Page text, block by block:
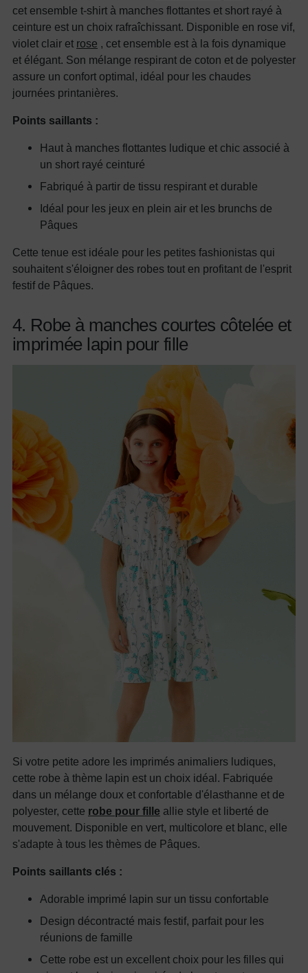
cet ensemble t-shirt à manches flottantes et short rayé à
ceinture est un choix rafraîchissant. Disponible en rose vif,
violet clair et rose , cet ensemble est à la fois dynamique
et élégant. Son mélange respirant de coton et de polyester
assure un confort optimal, idéal pour les chaudes
journées printanières.
Points saillants :
Haut à manches flottantes ludique et chic associé à
un short rayé ceinturé
Fabriqué à partir de tissu respirant et durable
Idéal pour les jeux en plein air et les brunchs de
Pâques
Cette tenue est idéale pour les petites fashionistas qui
souhaitent s'éloigner des robes tout en profitant de l'esprit
festif de Pâques.
4. Robe à manches courtes côtelée et
imprimée lapin pour fille
Si votre petite adore les imprimés animaliers ludiques,
cette robe à thème lapin est un choix idéal. Fabriquée
dans un mélange doux et confortable d'élasthanne et de
polyester, cette robe pour fille allie style et liberté de
mouvement. Disponible en vert, multicolore et blanc, elle
s'adapte à tous les thèmes de Pâques.
Points saillants clés :
Adorable imprimé lapin sur un tissu confortable
Design décontracté mais festif, parfait pour les
réunions de famille
Cette robe est un excellent choix pour les filles qui